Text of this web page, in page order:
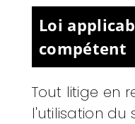
Loi
compétent
Tout litige en
l'utilisation du